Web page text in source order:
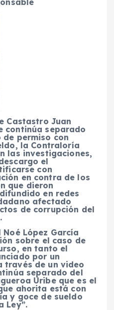
Castastro Juan
continúa separado
permiso con
la Contraloría
las investigaciones,
el
con
en contra de los
que dieron
en redes
afectado
de corrupción del
López García
sobre el caso de
en tanto el
por un
través de un video
separado del
Uribe que es el
ahorita está con
y goce de sueldo
Ley”.